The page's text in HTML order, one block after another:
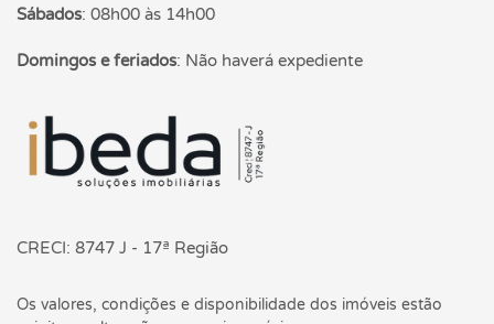
Sábados: 08h00 às 14h00
Domingos e feriados: Não haverá expediente
Página inicial
CRECI: 8747 J - 17ª Região
Os valores, condições e disponibilidade dos imóveis estão